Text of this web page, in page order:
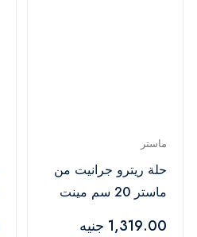
ماستر
حلة ريترو جرانيت من
ماستر 20 سم مينت
1,319.00 جنيه